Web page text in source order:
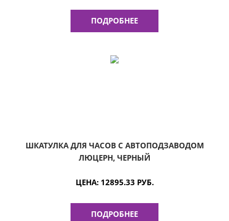
ПОДРОБНЕЕ
ШКАТУЛКА ДЛЯ ЧАСОВ С АВТОПОДЗАВОДОМ
ЛЮЦЕРН, ЧЕРНЫЙ
ЦЕНА:12895.33 РУБ.
ПОДРОБНЕЕ